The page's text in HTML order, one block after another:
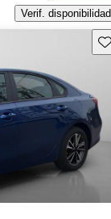
Verif. disponibilidad